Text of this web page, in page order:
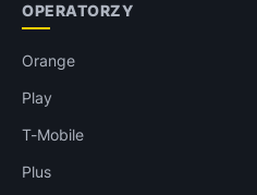
OPERATORZY
Orange
Play
T-Mobile
Plus